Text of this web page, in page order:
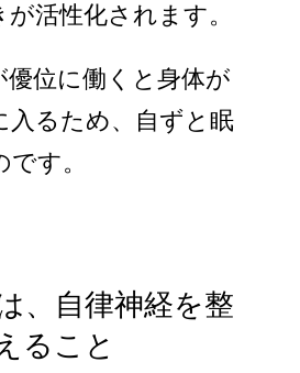
活性化されます。
優位に働くと身体が
入るため、自ずと眠
す。
、自律神経を整
ること